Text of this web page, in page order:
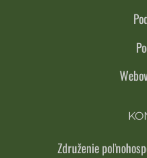
Združenie